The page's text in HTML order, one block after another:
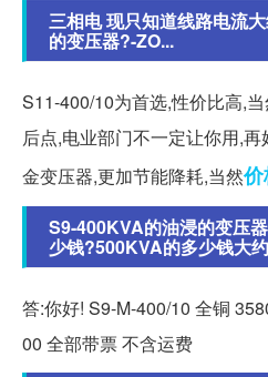
三相电 现只知道线路电流
的变压器?-ZO...
S11-400/10为首选,性价比高,
后点,电业部门不一定让你用,
金变压器,更加节能降耗,当然
S9-400KVA的油浸的变压
少钱?500KVA的多少钱大
答:你好! S9-M-400/10 全铜
00 全部带票 不含运费